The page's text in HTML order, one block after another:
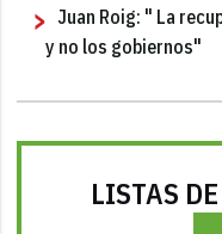
Juan Roig: " La
y no los gobiernos"
LISTAS